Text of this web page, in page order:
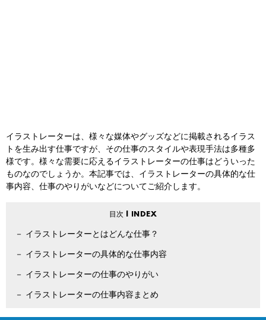
イラストレーターは、様々な媒体やグッズなどに掲載されるイラス
トを生み出す仕事ですが、その仕事のスタイルや表現手法は多種多
様です。様々な需要に応えるイラストレーターの仕事はどういった
ものなのでしょうか。本記事では、イラストレーターの具体的な仕
事内容、仕事のやりがいなどについてご紹介します。
イラストレーターとはどんな仕事？
イラストレーターの具体的な仕事内容
イラストレーターの仕事のやりがい
イラストレーターの仕事内容まとめ